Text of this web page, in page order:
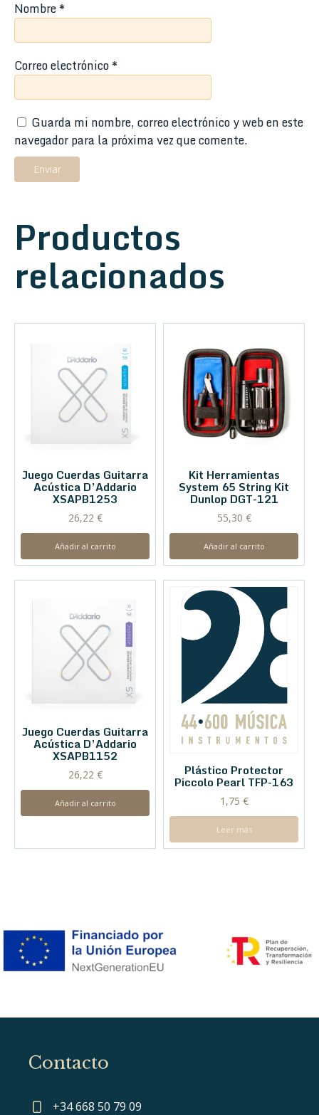
Nombre*
Correo electrónico*
Guarda mi nombre, correo electrónico y web en este
navegador para la próxima vez que comente.
Productos
relacionados
Juego Cuerdas Guitarra
Acústica D’Addario
XSAPB1253
26,22 €
Añadir al carrito
Kit Herramientas
System 65 String Kit
Dunlop DGT-121
55,30 €
Añadir al carrito
Juego Cuerdas Guitarra
Acústica D’Addario
XSAPB1152
26,22 €
Añadir al carrito
Plástico Protector
Piccolo Pearl TFP-163
1,75 €
Leer más
Contacto
+34 668 50 79 09